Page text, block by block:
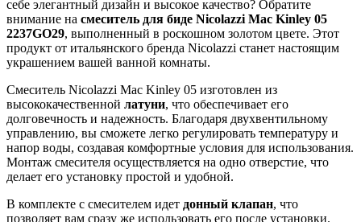
себе элегантный дизайн и высокое качество? Обратите
внимание на смеситель для биде Nicolazzi Mac Kinley 05
2237GO29, выполненный в роскошном золотом цвете. Этот
продукт от итальянского бренда Nicolazzi станет настоящим
украшением вашей ванной комнаты.
Смеситель Nicolazzi Mac Kinley 05 изготовлен из
высококачественной латуни, что обеспечивает его
долговечность и надежность. Благодаря двухвентильному
управлению, вы сможете легко регулировать температуру и
напор воды, создавая комфортные условия для использования.
Монтаж смесителя осуществляется на одно отверстие, что
делает его установку простой и удобной.
В комплекте с смесителем идет донный клапан, что
позволяет вам сразу же использовать его после установки.